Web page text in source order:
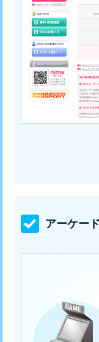
アーケー